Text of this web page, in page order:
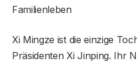
Familienleben
Xi Mingze ist die einzige
Präsidenten Xi Jinping. Ihr